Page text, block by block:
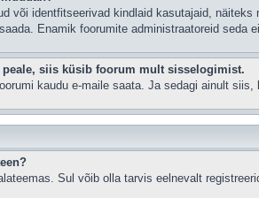
või identfitseerivad kindlaid kasutajaid,
Enamik foorumite administraatoreid seda
siis küsib foorum mult sisselogimist.
kaudu e-maile saata. Ja sedagi ainult
Sul võib olla tarvis eelnevalt